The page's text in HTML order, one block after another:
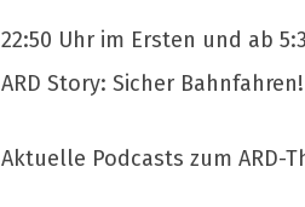
22:50 Uhr im Ersten und ab
ARD Story: Sicher
Aktuelle Podcasts zum ARD-